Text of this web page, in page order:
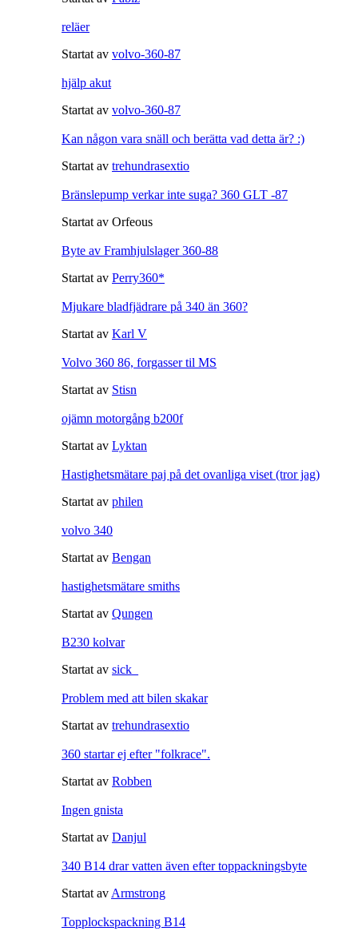
reläer
Startat av volvo-360-87
hjälp akut
Startat av volvo-360-87
Kan någon vara snäll och berätta vad detta är? :)
Startat av trehundrasextio
Bränslepump verkar inte suga? 360 GLT -87
Startat av Orfeous
Byte av Framhjulslager 360-88
Startat av Perry360*
Mjukare bladfjädrare på 340 än 360?
Startat av Karl V
Volvo 360 86, forgasser til MS
Startat av Stisn
ojämn motorgång b200f
Startat av Lyktan
Hastighetsmätare paj på det ovanliga viset (tror jag)
Startat av philen
volvo 340
Startat av Bengan
hastighetsmätare smiths
Startat av Qungen
B230 kolvar
Startat av sick_
Problem med att bilen skakar
Startat av trehundrasextio
360 startar ej efter "folkrace".
Startat av Robben
Ingen gnista
Startat av Danjul
340 B14 drar vatten även efter toppackningsbyte
Startat av Armstrong
Topplockspackning B14